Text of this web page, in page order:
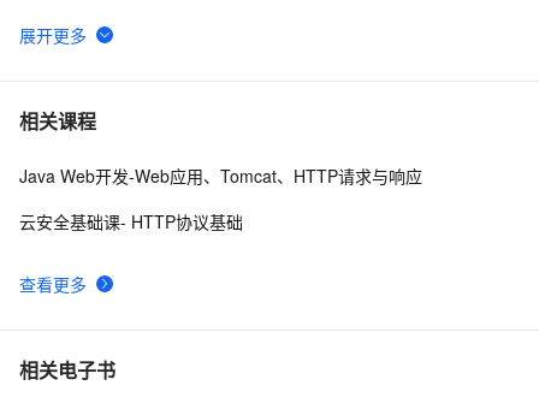
"http://www.w3.org/TR/xhtml1/DTD/xhtml1-strict.dtd">
6 网络协议基础：HTTP请求与响应详解
7 前端常见的HTTP状态码
8 node反向代理，解决跨域（http-proxy-middleware）
MQTT over QUIC 桥接，新增 HTTP API 监控客户端状
态
相关课程
查看更多
Java Web开发-Web应用、Tomcat、HTTP请求与响应
云安全基础课- HTTP协议基础
相关电子书